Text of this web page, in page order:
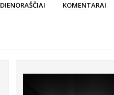
DIENORAŠČIAI KOMENTARAI